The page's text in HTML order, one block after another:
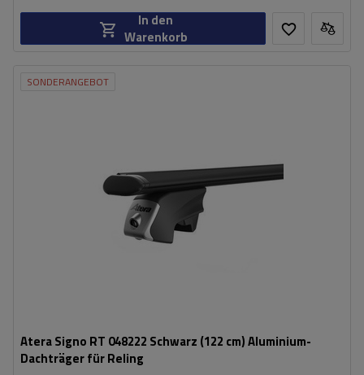
In den
Warenkorb
SONDERANGEBOT
Atera Signo RT 048222 Schwarz (122 cm) Aluminium-
Dachträger für Reling